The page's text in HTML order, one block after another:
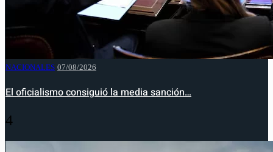
NACIONALES 07/08/2026
El oficialismo consiguió la media sanción…
4